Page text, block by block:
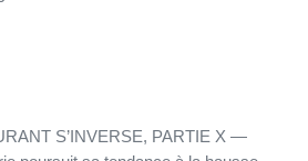
S’INVERSE, PARTIE X —